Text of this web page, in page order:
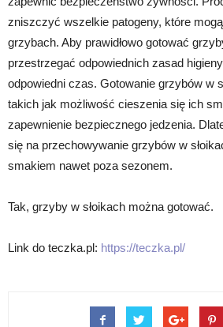
zniszczyć wszelkie patogeny, które
grzybach. Aby prawidłowo gotować
przestrzegać odpowiednich zasad
odpowiedni czas. Gotowanie grzybów w
takich jak możliwość cieszenia się ich
zapewnienie bezpiecznego jedzenia.
się na przechowywanie grzybów w
smakiem nawet poza sezonem.
Tak, grzyby w słoikach można gotować.
Link do teczka.pl: https://teczka.pl/